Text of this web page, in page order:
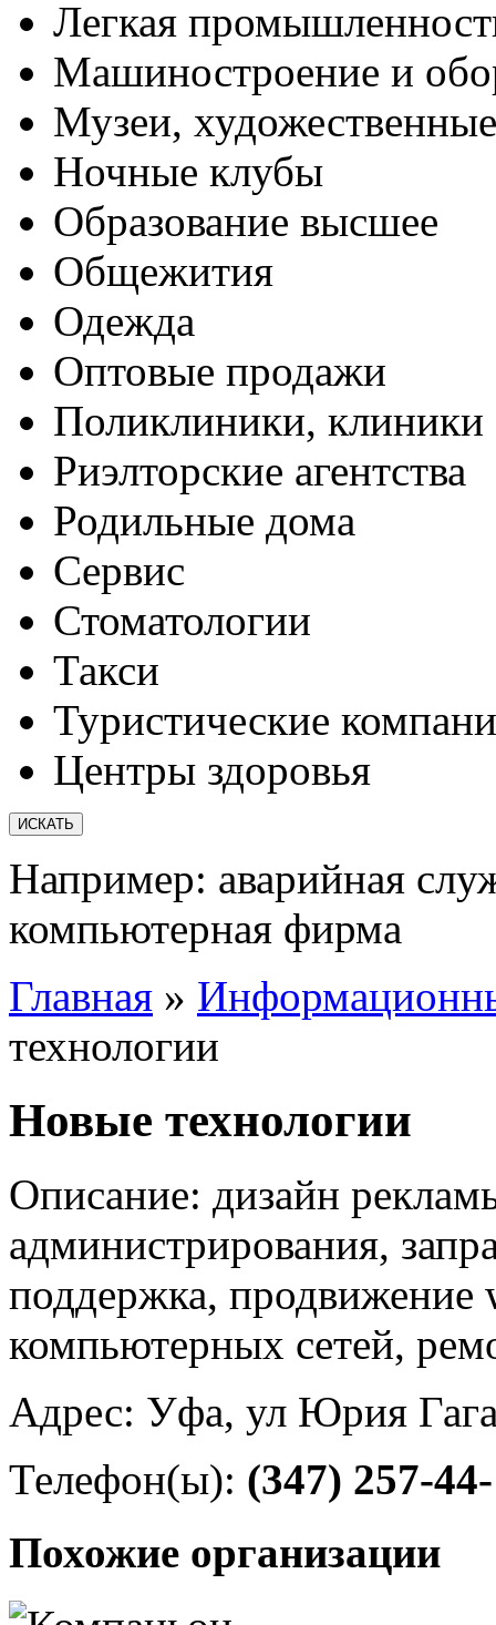
Легкая
Машиностроение и
Музеи,
Ночные клубы
Образование высшее
Общежития
Одежда
Оптовые продажи
Поликлиники, клиники
Риэлторские агентства
Родильные дома
Сервис
Стоматологии
Такси
Туристические
Центры здоровья
Например: аварийная
компьютерная фирма
Главная »
технологии
Новые технологии
Описание: дизайн
администрирования,
поддержка, продвижение
компьютерных сетей,
Адрес: Уфа, ул Юрия
Телефон(ы): (347) 257-
Похожие организации